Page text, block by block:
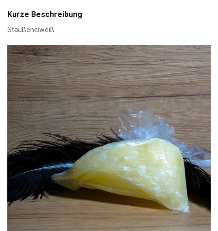
Kurze Beschreibung
Staußeneiweiß